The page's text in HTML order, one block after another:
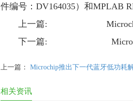
件编号：DV164035）和MPLAB
上一篇: Microchip推出
下一篇: Microchip
上一篇： Microchip推出下一代蓝牙低功耗
相关资讯